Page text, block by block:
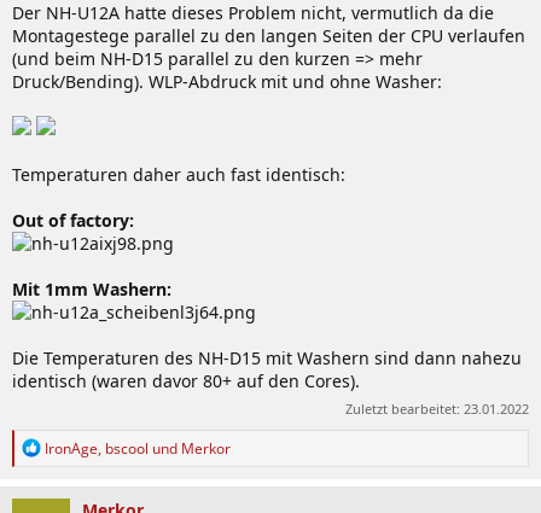
Der NH-U12A hatte dieses Problem nicht, vermutlich da die
Montagestege parallel zu den langen Seiten der CPU verlaufen
(und beim NH-D15 parallel zu den kurzen => mehr
Druck/Bending). WLP-Abdruck mit und ohne Washer:
Temperaturen daher auch fast identisch:
Out of factory:
Mit 1mm Washern:
Die Temperaturen des NH-D15 mit Washern sind dann nahezu
identisch (waren davor 80+ auf den Cores).
Zuletzt bearbeitet: 23.01.2022
R
k
IronAge, bscool und Merkor